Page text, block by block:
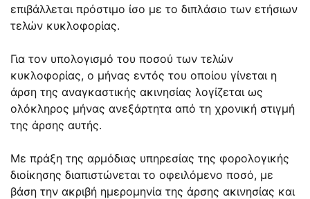
επιβάλλεται πρόστιμο ίσο με το διπλάσιο των ετήσιων
τελών κυκλοφορίας.
Για τον υπολογισμό του ποσού των τελών
κυκλοφορίας, ο μήνας εντός του οποίου γίνεται η
άρση της αναγκαστικής ακινησίας λογίζεται ως
ολόκληρος μήνας ανεξάρτητα από τη χρονική στιγμή
της άρσης αυτής.
Με πράξη της αρμόδιας υπηρεσίας της φορολογικής
διοίκησης διαπιστώνεται το οφειλόμενο ποσό, με
βάση την ακριβή ημερομηνία της άρσης ακινησίας και